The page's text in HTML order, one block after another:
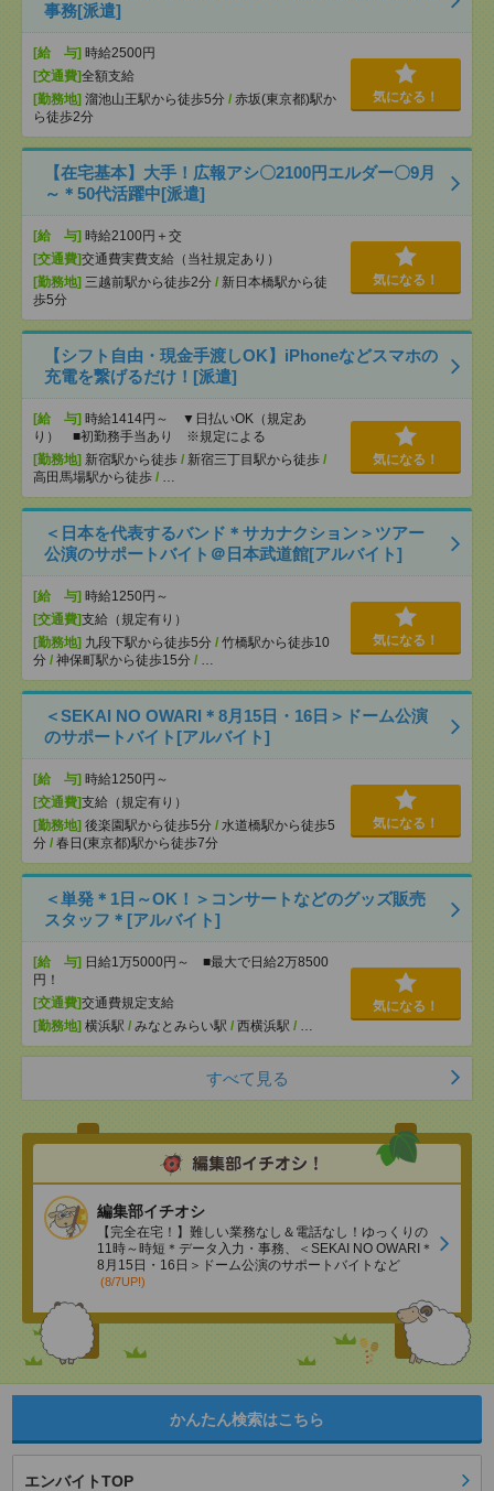
事務[派遣]
[給 与] 時給2500円
[交通費]全額支給
[勤務地] 溜池山王駅から徒歩5分 / 赤坂(東京都)駅か
ら徒歩2分
気になる！
【在宅基本】大手！広報アシ〇2100円エルダー〇9月
～＊50代活躍中[派遣]
[給 与] 時給2100円＋交
[交通費]交通費実費支給（当社規定あり）
[勤務地] 三越前駅から徒歩2分 / 新日本橋駅から徒
歩5分
気になる！
【シフト自由・現金手渡しOK】iPhoneなどスマホの
充電を繋げるだけ！[派遣]
[給 与] 時給1414円～ ▼日払いOK（規定あ
り） ■初勤務手当あり ※規定による
[勤務地] 新宿駅から徒歩 / 新宿三丁目駅から徒歩 /
高田馬場駅から徒歩 / …
気になる！
＜日本を代表するバンド＊サカナクション＞ツアー
公演のサポートバイト＠日本武道館[アルバイト]
[給 与] 時給1250円～
[交通費]支給（規定有り）
[勤務地] 九段下駅から徒歩5分 / 竹橋駅から徒歩10
分 / 神保町駅から徒歩15分 / …
気になる！
＜SEKAI NO OWARI＊8月15日・16日＞ドーム公演
のサポートバイト[アルバイト]
[給 与] 時給1250円～
[交通費]支給（規定有り）
[勤務地] 後楽園駅から徒歩5分 / 水道橋駅から徒歩5
分 / 春日(東京都)駅から徒歩7分
気になる！
＜単発＊1日～OK！＞コンサートなどのグッズ販売
スタッフ＊[アルバイト]
[給 与] 日給1万5000円～ ■最大で日給2万8500
円！
[交通費]交通費規定支給
[勤務地] 横浜駅 / みなとみらい駅 / 西横浜駅 / …
気になる！
すべて見る
編集部イチオシ
【完全在宅！】難しい業務なし＆電話なし！ゆっくりの
11時～時短＊データ入力・事務、＜SEKAI NO OWARI＊
8月15日・16日＞ドーム公演のサポートバイトなど
(8/7UP!)
かんたん検索はこちら
エンバイトTOP